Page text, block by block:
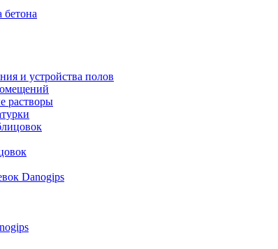
и устройства полов
растворы
Danogips